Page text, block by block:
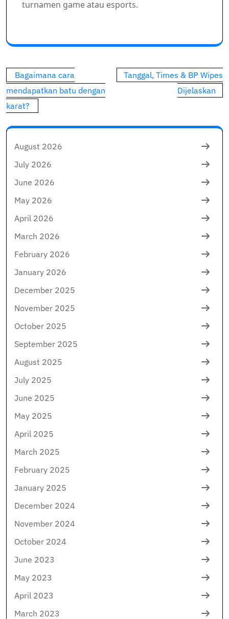
turnamen game atau esports.
Post
navigation
Bagaimana cara
mendapatkan batu dengan
karat?
Tanggal, Times & BP Wipes
Dijelaskan
August 2026
July 2026
June 2026
May 2026
April 2026
March 2026
February 2026
January 2026
December 2025
November 2025
October 2025
September 2025
August 2025
July 2025
June 2025
May 2025
April 2025
March 2025
February 2025
January 2025
December 2024
November 2024
October 2024
June 2023
May 2023
April 2023
March 2023